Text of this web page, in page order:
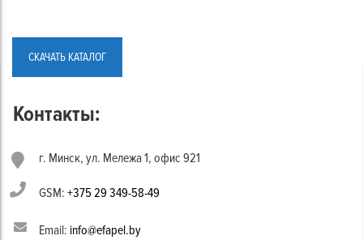
СКАЧАТЬ КАТАЛОГ
Контакты:
г. Минск, ул. Мележа 1, офис 921
GSM: +375 29 349-58-49
Email: info@efapel.by